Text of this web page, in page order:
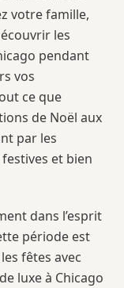
votre famille,
les
pendant
vos
ce que
de Noël aux
par les
et bien
dans l’esprit
période est
fêtes avec
luxe à Chicago